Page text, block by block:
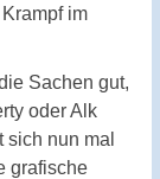
im
Sachen gut,
oder Alk
nun mal
grafische